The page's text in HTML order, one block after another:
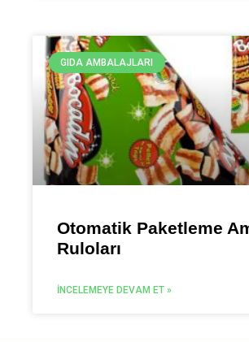
GIDA AMBALAJLARI
Otomatik Paketleme
Ruloları
İNCELEMEYE DEVAM ET »